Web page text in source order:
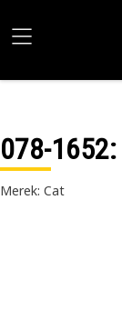
078-1652
Merek: Cat